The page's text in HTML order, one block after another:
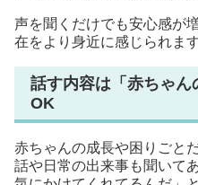
声を聞くだけでも安心感が
在をより身近に感じられます
話す内容は「赤ちゃ
OK
赤ちゃんの成長や困りごと
話や日常の出来事も聞いて